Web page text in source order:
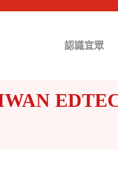
認識宜眾